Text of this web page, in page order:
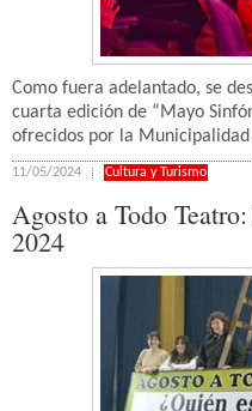
Como fuera adelantado, se
cuarta edición de “Mayo
ofrecidos por la Municipalidad
11/05/2024 Cultura y Turismo
Agosto a Todo
2024